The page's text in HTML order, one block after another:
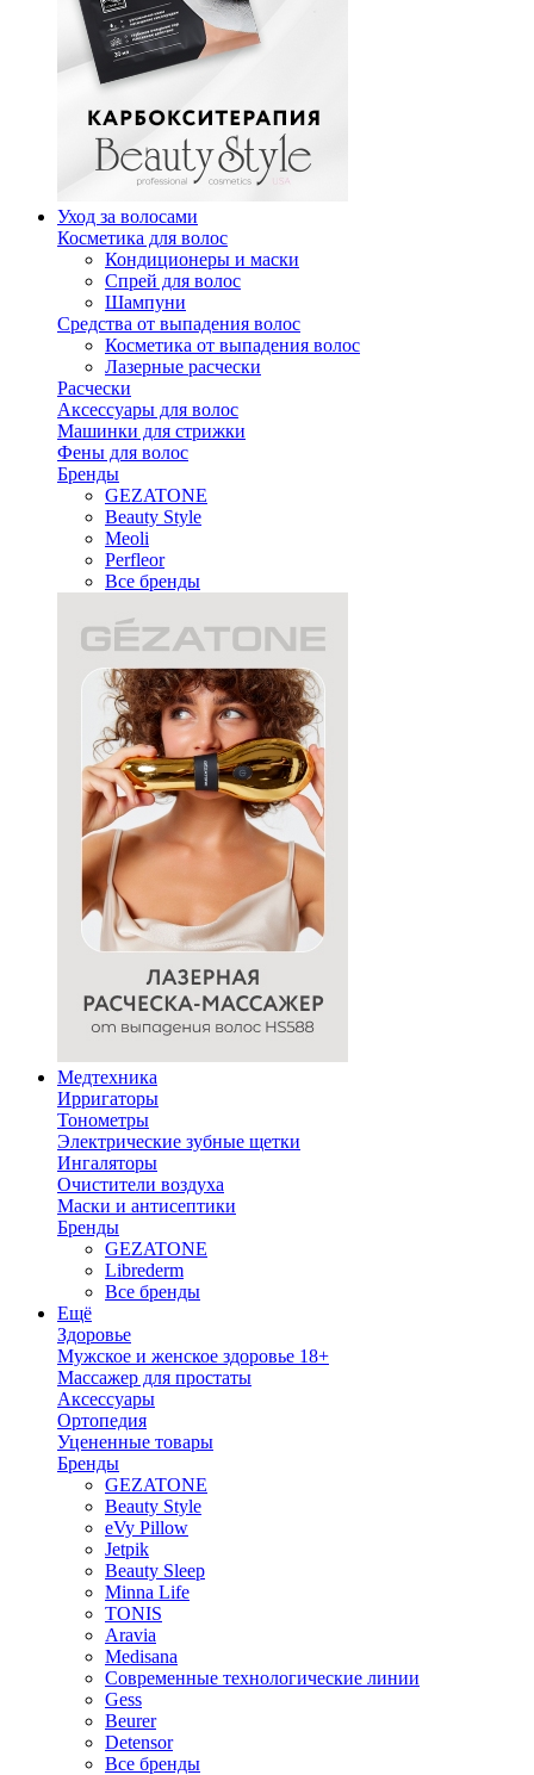
Уход за волосами
Косметика для волос
Кондиционеры и маски
Спрей для волос
Шампуни
Средства от выпадения волос
Косметика от выпадения волос
Лазерные расчески
Расчески
Аксессуары для волос
Машинки для стрижки
Фены для волос
Бренды
GEZATONE
Beauty Style
Meoli
Perfleor
Все бренды
Медтехника
Ирригаторы
Тонометры
Электрические зубные щетки
Ингаляторы
Очистители воздуха
Маски и антисептики
Бренды
GEZATONE
Librederm
Все бренды
Ещё
Здоровье
Мужское и женское здоровье 18+
Массажер для простаты
Аксессуары
Ортопедия
Уцененные товары
Бренды
GEZATONE
Beauty Style
eVy Pillow
Jetpik
Beauty Sleep
Minna Life
TONIS
Aravia
Medisana
Современные технологические линии
Gess
Beurer
Detensor
Все бренды